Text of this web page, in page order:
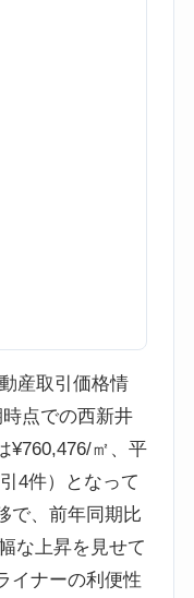
産取引価格情
点での西新井
¥760,476/㎡、平
4件）となって
で、前年同期比
な上昇を見せて
イナーの利便性